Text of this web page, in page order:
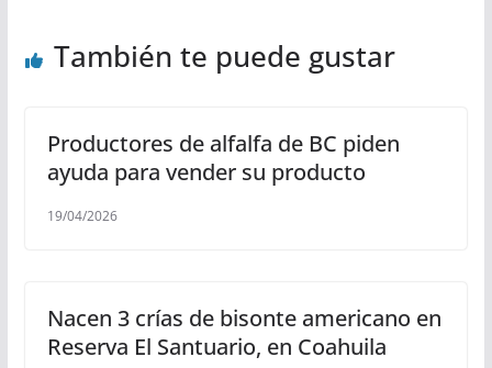
También te puede gustar
Productores de alfalfa de BC piden
ayuda para vender su producto
19/04/2026
Nacen 3 crías de bisonte americano en
Reserva El Santuario, en Coahuila